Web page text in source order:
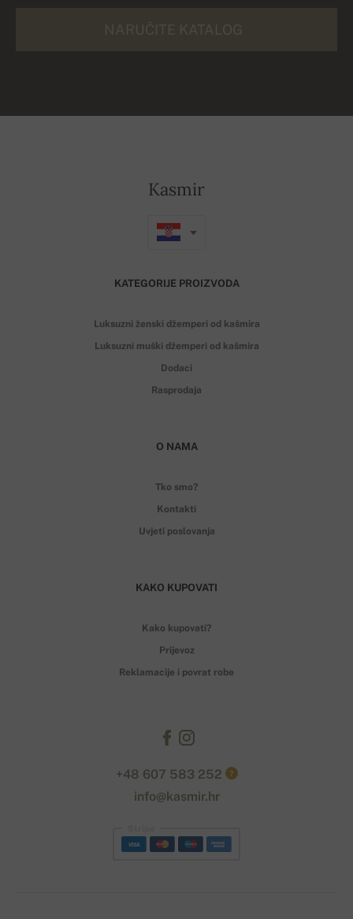
Kasmir
KATEGORIJE PROIZVODA
Luksuzni ženski džemperi od kašmira
Luksuzni muški džemperi od kašmira
Dodaci
Rasprodaja
O NAMA
Tko smo?
Kontakti
Uvjeti poslovanja
KAKO KUPOVATI
Kako kupovati?
Prijevoz
Reklamacije i povrat robe
+48 607 583 252 ?
info@kasmir.hr